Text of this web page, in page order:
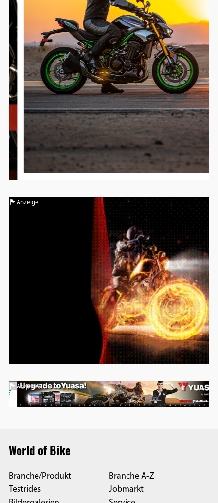
Anzeige
Anzeige
World of Bike
Branche/Produkt
Testrides
Branche A-Z
Jobmarkt